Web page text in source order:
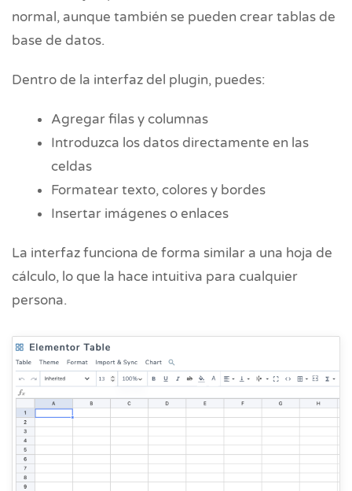
normal, aunque también se pueden crear tablas de
base de datos.
Dentro de la interfaz del plugin, puedes:
Agregar filas y columnas
Introduzca los datos directamente en las
celdas
Formatear texto, colores y bordes
Insertar imágenes o enlaces
La interfaz funciona de forma similar a una hoja de
cálculo, lo que la hace intuitiva para cualquier
persona.